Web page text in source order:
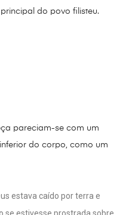
do povo filisteu.
pareciam-se com um
do corpo, como um
estava caído por terra e